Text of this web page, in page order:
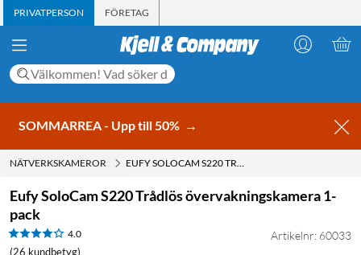
PRIVATPERSON FÖRETAG
SOMMARREA - Upp till 50% →
NÄTVERKSKAMEROR EUFY SOLOCAM S220 TRÅDLÖS ÖVERVAKNINGSKAMERA 1-PACK
Eufy SoloCam S220 Trådlös övervakningskamera 1-
pack
4.0
(26 kundbetyg)
Artikelnr: 60033